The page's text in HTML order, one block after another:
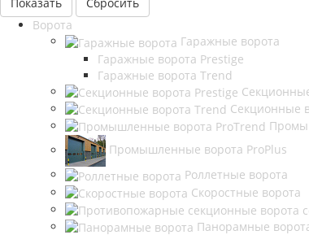
Ворота
Гаражные ворота
Гаражные ворота Prestige
Гаражные ворота Trend
Секционные
Промышленные ворота ProPlus
Роллетные ворота
Скоростные ворота
Панорамные